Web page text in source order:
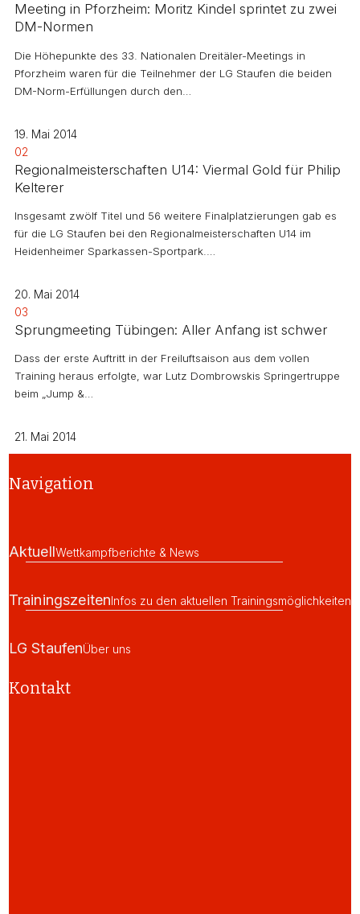
Meeting in Pforzheim: Moritz Kindel sprintet zu zwei
DM-Normen
Die Höhepunkte des 33. Nationalen Dreitäler-Meetings in
Pforzheim waren für die Teilnehmer der LG Staufen die beiden
DM-Norm-Erfüllungen durch den…
19. Mai 2014
02
Regionalmeisterschaften U14: Viermal Gold für Philip
Kelterer
Insgesamt zwölf Titel und 56 weitere Finalplatzierungen gab es
für die LG Staufen bei den Regionalmeisterschaften U14 im
Heidenheimer Sparkassen-Sportpark.…
20. Mai 2014
03
Sprungmeeting Tübingen: Aller Anfang ist schwer
Dass der erste Auftritt in der Freiluftsaison aus dem vollen
Training heraus erfolgte, war Lutz Dombrowskis Springertruppe
beim „Jump &…
21. Mai 2014
Navigation
AktuellWettkampfberichte & News
TrainingszeitenInfos zu den aktuellen Trainingsmöglichkeiten
LG StaufenÜber uns
Kontakt